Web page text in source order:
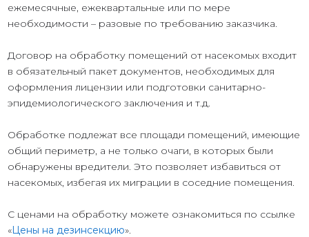
ежемесячные, ежеквартальные или по мере
необходимости – разовые по требованию заказчика.
Договор на обработку помещений от насекомых входит
в обязательный пакет документов, необходимых для
оформления лицензии или подготовки санитарно-
эпидемиологического заключения и т.д.
Обработке подлежат все площади помещений, имеющие
общий периметр, а не только очаги, в которых были
обнаружены вредители. Это позволяет избавиться от
насекомых, избегая их миграции в соседние помещения.
С ценами на обработку можете ознакомиться по ссылке
«Цены на дезинсекцию».